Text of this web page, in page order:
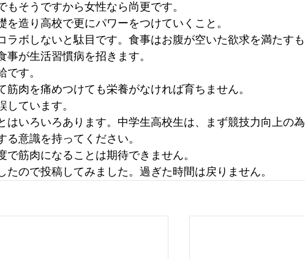
そうですから女性なら尚更です。
造り高校で更にパワーをつけていくこと。
ラボしないと駄目です。食事はお腹が空いた欲求を満たすも
が生活習慣病を招きます。
す。
肉を痛めつけても栄養がなければ育ちません。
ています。
はいろいろあります。中学生高校生は、まず競技力向上の為
意識を持ってください。
で筋肉になることは期待できません。
ので投稿してみました。過ぎた時間は戻りません。